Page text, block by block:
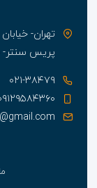
تهران-
پریس سنتر-
۰۲۱-۳۸۴۷۹